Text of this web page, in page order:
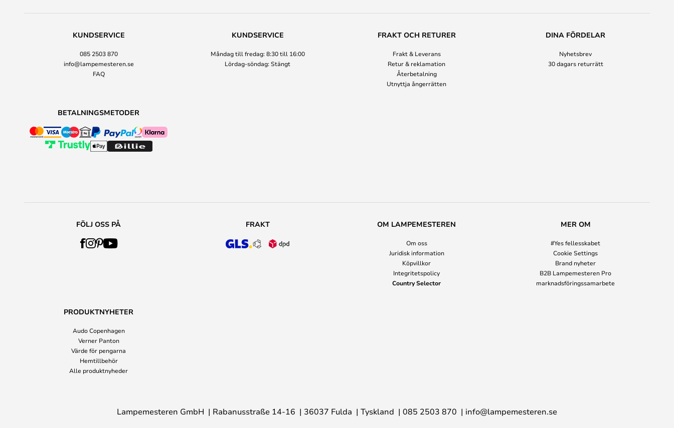
KUNDSERVICE
085 2503 870
info@lampemesteren.se
FAQ
KUNDSERVICE
Måndag till fredag: 8:30 till 16:00
Lördag-söndag: Stängt
FRAKT OCH RETURER
Frakt & Leverans
Retur & reklamation
Återbetalning
Utnyttja ångerrätten
DINA FÖRDELAR
Nyhetsbrev
30 dagars returrätt
BETALNINGSMETODER
FÖLJ OSS PÅ FRAKT OM LAMPEMESTEREN
Om oss
Juridisk information
Köpvillkor
Integritetspolicy
Country Selector
MER OM
#Yes fellesskabet
Cookie Settings
Brand nyheter
B2B Lampemesteren Pro
marknadsföringssamarbete
PRODUKTNYHETER
Audo Copenhagen
Verner Panton
Värde för pengarna
Hemtillbehör
Alle produktnyheder
Lampemesteren GmbH Rabanusstraße 14-16 36037 Fulda Tyskland 085 2503 870 info@lampemesteren.se